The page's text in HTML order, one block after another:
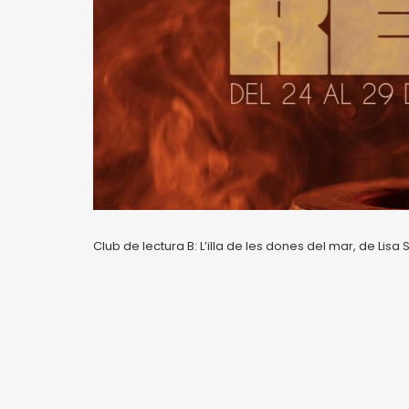
Club de lectura B: L’illa de les dones del mar, de Lisa